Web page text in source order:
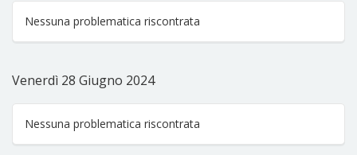
Nessuna problematica riscontrata
Venerdì 28 Giugno 2024
Nessuna problematica riscontrata